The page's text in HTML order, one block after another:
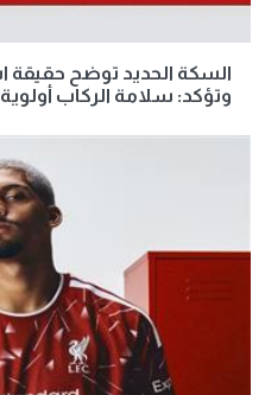
وتؤكد: سلامة الركاب أولوية